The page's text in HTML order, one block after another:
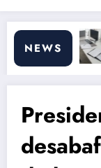
NEWS
Portugal 2026: